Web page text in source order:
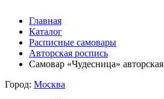
Главная
Каталог
Расписные самовары
Авторская роспись
Самовар «Чудесница»
Город: Москва